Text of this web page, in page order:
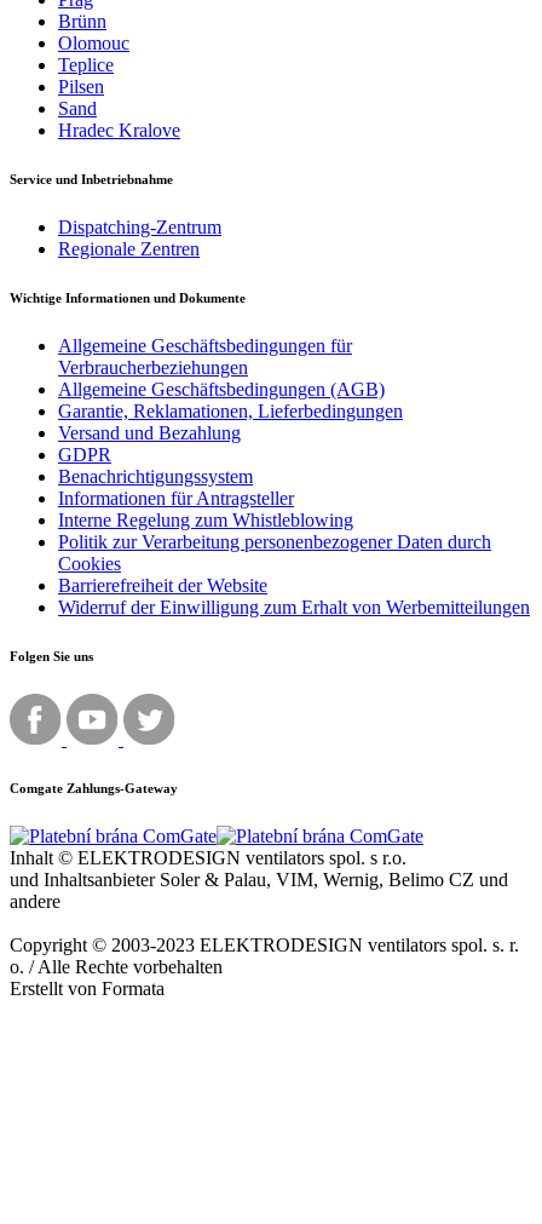
Brünn
Olomouc
Teplice
Pilsen
Sand
Hradec Kralove
Service und Inbetriebnahme
Dispatching-Zentrum
Regionale Zentren
Wichtige Informationen und Dokumente
Allgemeine Geschäftsbedingungen für
Verbraucherbeziehungen
Allgemeine Geschäftsbedingungen (AGB)
Garantie, Reklamationen, Lieferbedingungen
Versand und Bezahlung
GDPR
Benachrichtigungssystem
Informationen für Antragsteller
Interne Regelung zum Whistleblowing
Politik zur Verarbeitung personenbezogener Daten durch
Cookies
Barrierefreiheit der Website
Widerruf der Einwilligung zum Erhalt von Werbemitteilungen
Folgen Sie uns
Comgate Zahlungs-Gateway
Inhalt © ELEKTRODESIGN ventilators spol. s r.o.
und Inhaltsanbieter Soler & Palau, VIM, Wernig, Belimo CZ und
andere
Copyright © 2003-2023 ELEKTRODESIGN ventilators spol. s. r.
o. / Alle Rechte vorbehalten
Erstellt von Formata